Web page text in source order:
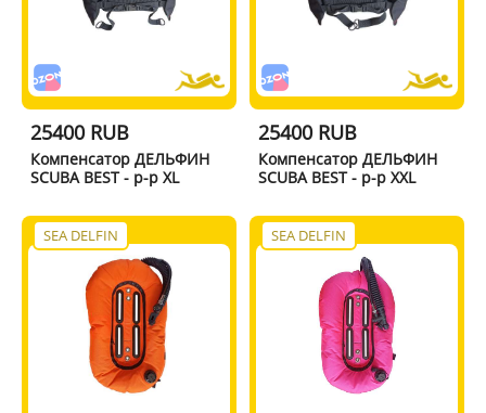
25400 RUB
Компенсатор ДЕЛЬФИН
SCUBA BEST - р-р XL
25400 RUB
Компенсатор ДЕЛЬФИН
SCUBA BEST - р-р XXL
SEA DELFIN SEA DELFIN